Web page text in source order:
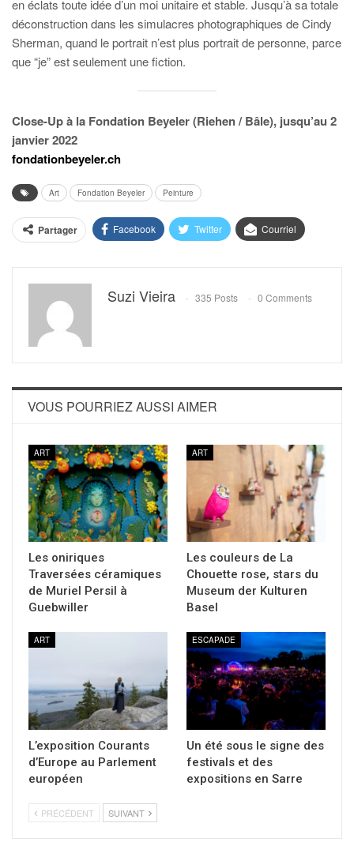
en éclats toute idée d’un moi unitaire et stable. Jusqu’à sa totale
déconstruction dans les simulacres photographiques de Cindy
Sherman, quand le portrait n’est plus portrait de personne, parce
que “je” est seulement une fiction.
Close-Up à la Fondation Beyeler (Riehen / Bâle), jusqu’au 2
janvier 2022
fondationbeyeler.ch
Art Fondation Beyeler Peinture
Partager Facebook Twitter Courriel
Suzi Vieira 335 Posts 0 Comments
VOUS POURRIEZ AUSSI AIMER
ART
Les oniriques
Traversées céramiques
de Muriel Persil à
Guebwiller
ART
Les couleurs de La
Chouette rose, stars du
Museum der Kulturen
Basel
ART
L’exposition Courants
d’Europe au Parlement
européen
ESCAPADE
Un été sous le signe des
festivals et des
expositions en Sarre
PRÉCÉDENT SUIVANT